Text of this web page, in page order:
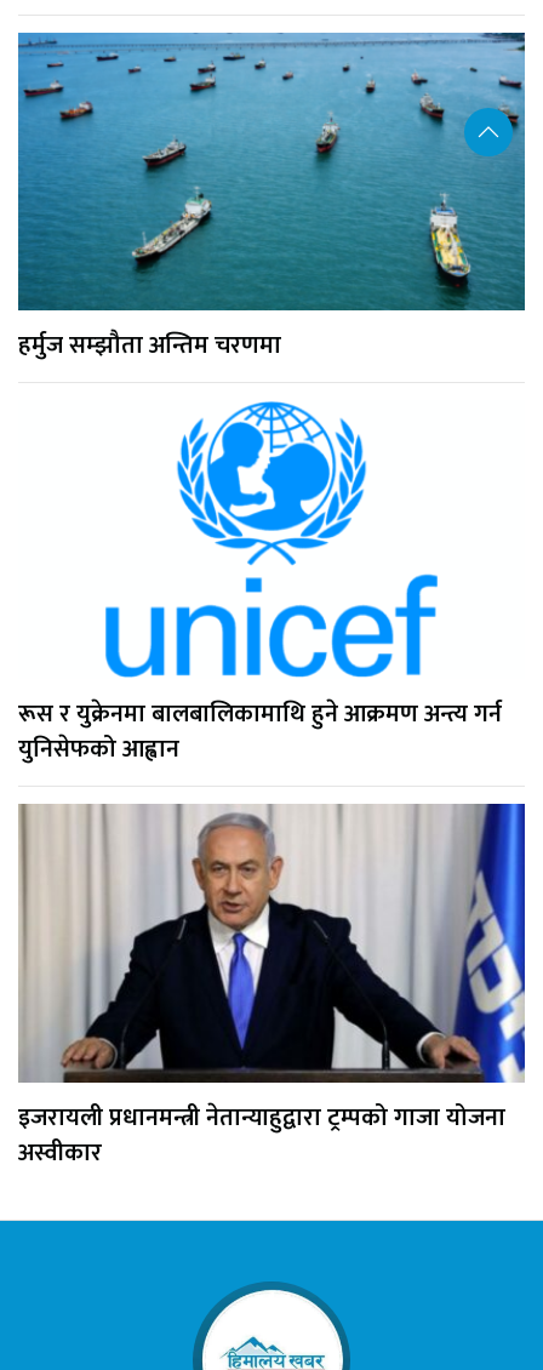
हर्मुज सम्झौता अन्तिम चरणमा
रूस र युक्रेनमा बालबालिकामाथि हुने आक्रमण अन्त्य गर्न
युनिसेफको आह्वान
इजरायली प्रधानमन्त्री नेतान्याहुद्वारा ट्रम्पको गाजा योजना
अस्वीकार